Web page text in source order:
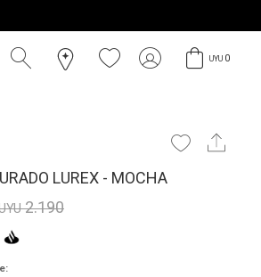
UYU 0
LUREX - MOCHA
2.190